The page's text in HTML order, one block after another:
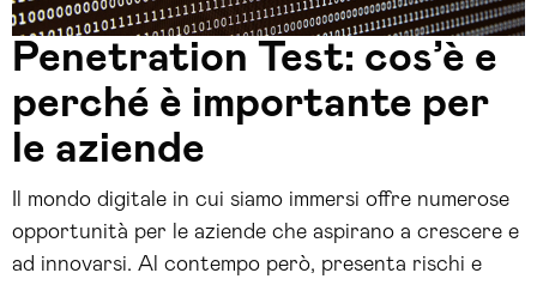
Penetration Test: cos’è e
perché è importante per
le aziende
Il mondo digitale in cui siamo immersi offre numerose
opportunità per le aziende che aspirano a crescere e
ad innovarsi. Al contempo però, presenta rischi e